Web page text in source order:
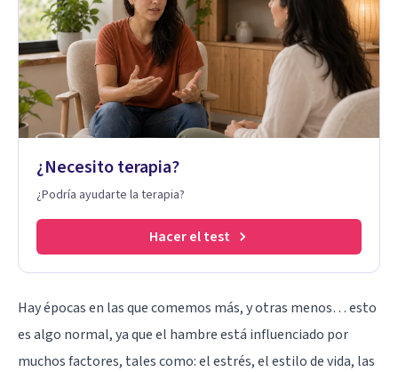
¿Necesito terapia?
¿Podría ayudarte la terapia?
Hacer el test
Hay épocas en las que comemos más, y otras menos… esto
es algo normal, ya que el hambre está influenciado por
muchos factores, tales como: el estrés, el estilo de vida, las